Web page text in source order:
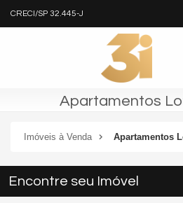
CRECI/SP 32.445-J
Apartamentos
Imóveis à Venda Apartamentos
Encontre seu Imóvel